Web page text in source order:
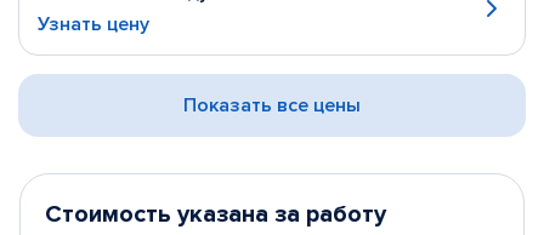
Узнать цену
Показать все цены
Стоимость указана за работу